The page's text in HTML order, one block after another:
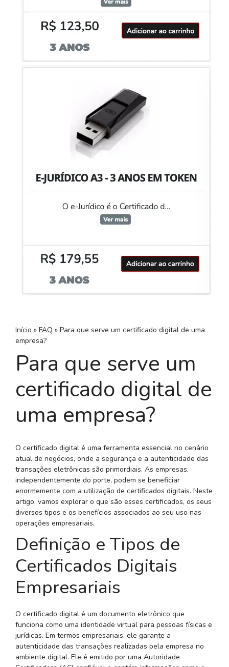
Início » FAQ » Para que serve um certificado digital de uma
empresa?
Para que serve um
certificado digital de
uma empresa?
O certificado digital é uma ferramenta essencial no cenário
atual de negócios, onde a segurança e a autenticidade das
transações eletrônicas são primordiais. As empresas,
independentemente do porte, podem se beneficiar
enormemente com a utilização de certificados digitais. Neste
artigo, vamos explorar o que são esses certificados, os seus
diversos tipos e os benefícios associados ao seu uso nas
operações empresariais.
Definição e Tipos de
Certificados Digitais
Empresariais
O certificado digital é um documento eletrônico que
funciona como uma identidade virtual para pessoas físicas e
jurídicas. Em termos empresariais, ele garante a
autenticidade das transações realizadas pela empresa no
ambiente digital. Ele é emitido por uma Autoridade